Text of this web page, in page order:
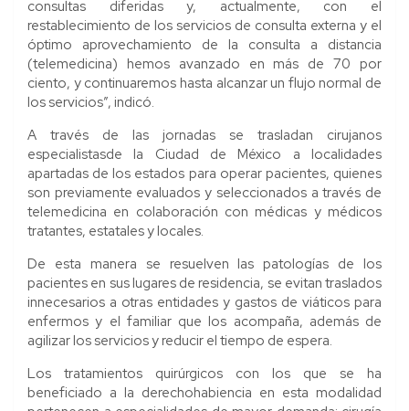
consultas diferidas y, actualmente, con el
restablecimiento de los servicios de consulta externa y el
óptimo aprovechamiento de la consulta a distancia
(telemedicina) hemos avanzado en más de 70 por
ciento, y continuaremos hasta alcanzar un flujo normal de
los servicios”, indicó.
A través de las jornadas se trasladan cirujanos
especialistasde la Ciudad de México a localidades
apartadas de los estados para operar pacientes, quienes
son previamente evaluados y seleccionados a través de
telemedicina en colaboración con médicas y médicos
tratantes, estatales y locales.
De esta manera se resuelven las patologías de los
pacientes en sus lugares de residencia, se evitan traslados
innecesarios a otras entidades y gastos de viáticos para
enfermos y el familiar que los acompaña, además de
agilizar los servicios y reducir el tiempo de espera.
Los tratamientos quirúrgicos con los que se ha
beneficiado a la derechohabiencia en esta modalidad